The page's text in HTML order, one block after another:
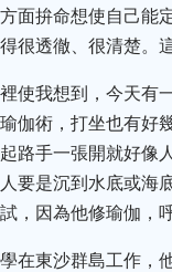
面拚命想使自己能
很透徹、很清楚。
使我想到，今天有
伽術，打坐也有好
路手一張開就好像
要是沉到水底或海
，因為他修瑜伽，
在東沙群島工作，